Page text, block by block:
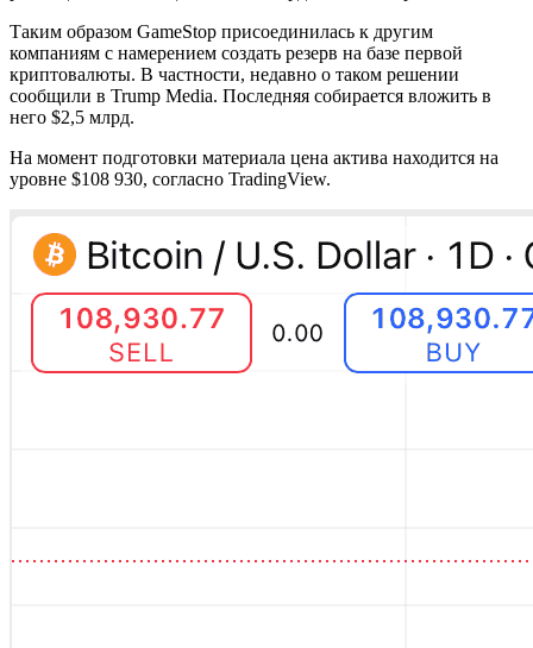
Таким образом GameStop присоединилась к другим
компаниям с намерением создать резерв на базе первой
криптовалюты. В частности, недавно о таком решении
сообщили в Trump Media. Последняя собирается вложить в
него $2,5 млрд.
На момент подготовки материала цена актива находится на
уровне $108 930, согласно TradingView.